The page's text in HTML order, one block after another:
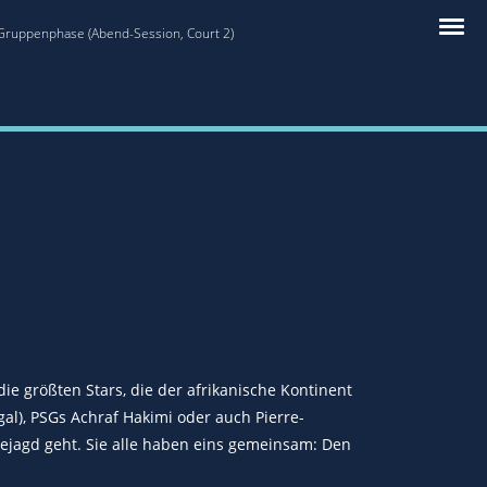
(Abend-Session, Court 2)
größten Stars, die der afrikanische Kontinent
PSGs Achraf Hakimi oder auch Pierre-
geht. Sie alle haben eins gemeinsam: Den